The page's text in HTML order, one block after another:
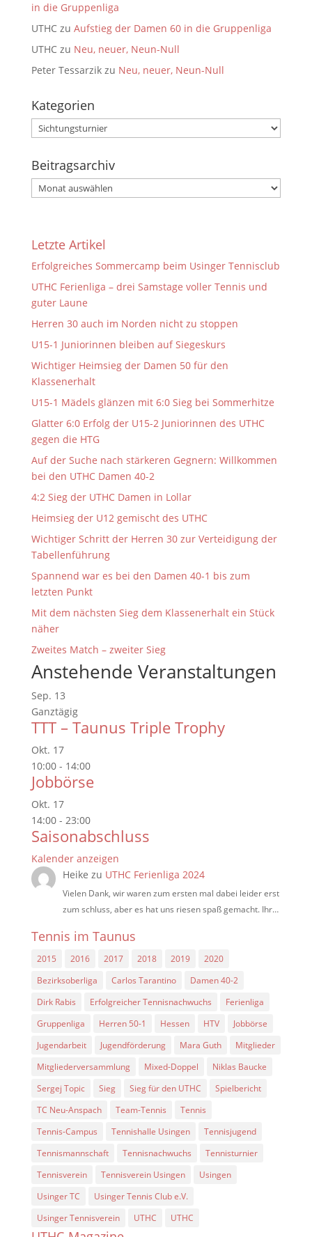
in die Gruppenliga
UTHCzu Aufstieg der Damen 60 in die Gruppenliga
UTHCzu Neu, neuer, Neun-Null
Peter Tessarzikzu Neu, neuer, Neun-Null
Kategorien
Kategorien
Beitragsarchiv
Beitragsarchiv
Letzte Artikel
Erfolgreiches Sommercamp beim Usinger Tennisclub
UTHC Ferienliga – drei Samstage voller Tennis und
guter Laune
Herren 30 auch im Norden nicht zu stoppen
U15-1 Juniorinnen bleiben auf Siegeskurs
Wichtiger Heimsieg der Damen 50 für den
Klassenerhalt
U15-1 Mädels glänzen mit 6:0 Sieg bei Sommerhitze
Glatter 6:0 Erfolg der U15-2 Juniorinnen des UTHC
gegen die HTG
Auf der Suche nach stärkeren Gegnern: Willkommen
bei den UTHC Damen 40-2
4:2 Sieg der UTHC Damen in Lollar
Heimsieg der U12 gemischt des UTHC
Wichtiger Schritt der Herren 30 zur Verteidigung der
Tabellenführung
Spannend war es bei den Damen 40-1 bis zum
letzten Punkt
Mit dem nächsten Sieg dem Klassenerhalt ein Stück
näher
Zweites Match – zweiter Sieg
Anstehende Veranstaltungen
Sep. 13
Ganztägig
TTT – Taunus Triple Trophy
Okt. 17
10:00- 14:00
Jobbörse
Okt. 17
14:00- 23:00
Saisonabschluss
Kalender anzeigen
Heike zu UTHC Ferienliga 2024
Vielen Dank, wir waren zum ersten mal dabei leider erst
zum schluss, aber es hat uns riesen spaß gemacht. Ihr…
Tennis im Taunus
2015 2016 2017 2018 2019
2020
Bezirksoberliga
Carlos Tarantino
Damen 40-2
Dirk Rabis
Erfolgreicher Tennisnachwuchs
Ferienliga
Gruppenliga
Herren 50-1 Hessen HTV
Jobbörse
Jugendarbeit
Jugendförderung Mara Guth
Mitglieder
Mitgliederversammlung
Mixed-Doppel
Niklas Baucke
Sergej Topic
Sieg Sieg für den UTHC
Spielbericht
TC Neu-Anspach
Team-Tennis
Tennis
Tennis-Campus
Tennishalle Usingen
Tennisjugend
Tennismannschaft
Tennisnachwuchs
Tennisturnier
Tennisverein
Tennisverein Usingen
Usingen
Usinger TC
Usinger Tennis Club e.V.
Usinger Tennisverein
UTHC UTHC